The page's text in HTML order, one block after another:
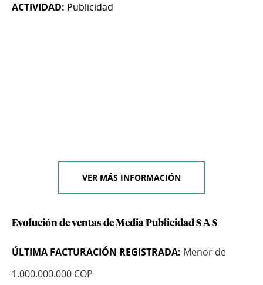
ACTIVIDAD: Publicidad
VER MÁS INFORMACIÓN
Evolución de ventas de Media Publicidad S A S
ÚLTIMA FACTURACIÓN REGISTRADA: Menor de
1.000.000.000 COP